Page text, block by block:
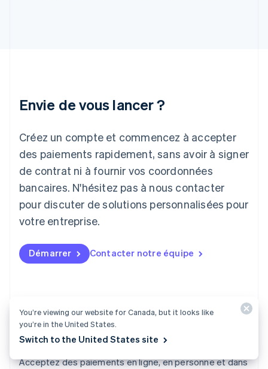
Envie de vous lancer ?
Créez un compte et commencez à accepter
des paiements rapidement, sans avoir à signer
de contrat ni à fournir vos coordonnées
bancaires. N'hésitez pas à nous contacter
pour discuter de solutions personnalisées pour
votre entreprise.
Démarrer Contacter notre équipe
Payments
Acceptez des paiements en ligne, en personne et dans
Japon
Lettonie
English
Liechtenstein
DeutschEnglish
Lituanie
Luxembourg
FrançaisDeutschEnglish
English简体中文
Malte
English
Nouvelle-Zélande
English
NederlandsEnglish
You’re viewing our website for Canada, but it looks like
you’re in the United States.
Switch to the United States site